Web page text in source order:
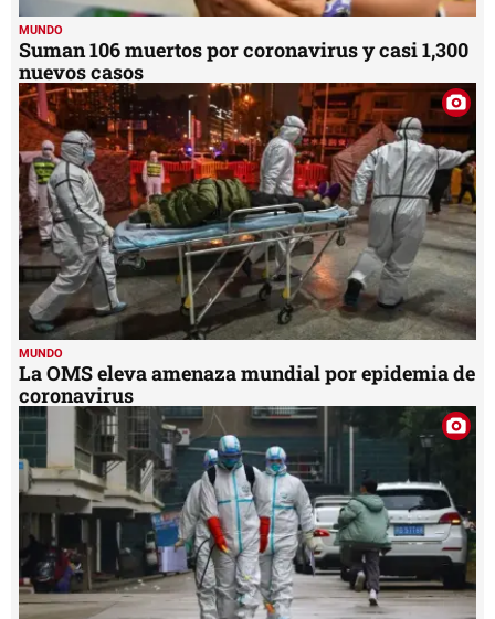
MUNDO
Suman 106 muertos por coronavirus y casi 1,300
nuevos casos
MUNDO
La OMS eleva amenaza mundial por epidemia de
coronavirus